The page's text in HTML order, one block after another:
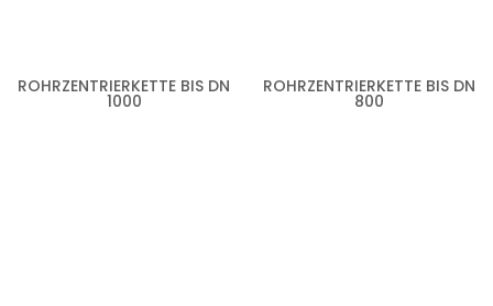
ROHRZENTRIERKETTE BIS DN
1000
ROHRZENTRIERKETTE BIS DN
800